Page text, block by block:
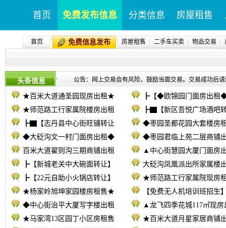
首页 免费发布信息 分类信息 房屋租售
首页 免费信息发布 房屋租售 二手车买卖 物品交易
头条信息 公告：网上交易会有风险，鼓励当面交易。交易成功后
★百米大道通圣园现房出租★
┣【◆欧锦园门面房出租
★师范路工行家属院楼房出租
┣▇【新区吾悦广场酒吧
┣▇【志丹县中心街旺铺转让
◆枣园圣都花园大套楼房
◆大砭沟文一村门面房出租◆
◆枣园君临上苑二层商铺
百米大道翟则沟三期商铺出租
▲中心街慧园大厦门面房
┣【新城老关中大碗面转让】
大砭沟凤凰派出所家属楼
┣【22元自助小火锅店转让】
★师范路工行家属院现房
★杨家岭旭坤家园楼房租售★
【免费无人机培训班招生
◆中心街治平大厦写字楼出租
▲龙飞四季花城117㎡现房
★马家湾13区园丁小区房租售
★百米大道月星家居商铺